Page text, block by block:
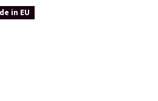
in EU